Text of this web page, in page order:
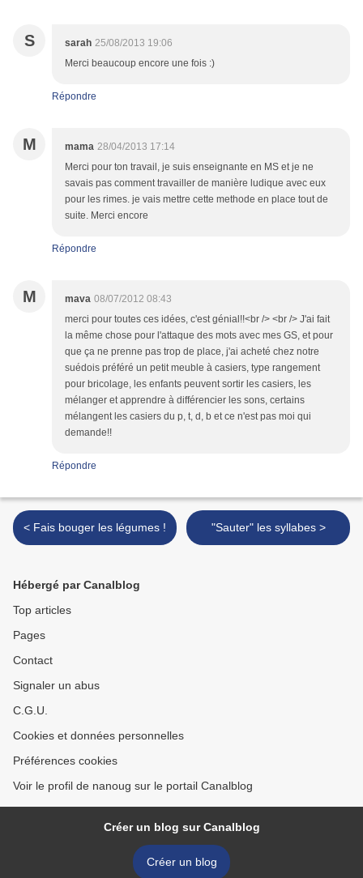
S sarah 25/08/2013 19:06
Merci beaucoup encore une fois :)
Répondre
M mama 28/04/2013 17:14
Merci pour ton travail, je suis enseignante en MS et je ne
savais pas comment travailler de manière ludique avec eux
pour les rimes. je vais mettre cette methode en place tout de
suite. Merci encore
Répondre
M mava 08/07/2012 08:43
merci pour toutes ces idées, c'est génial!!<br /> <br /> J'ai fait
la même chose pour l'attaque des mots avec mes GS, et pour
que ça ne prenne pas trop de place, j'ai acheté chez notre
suédois préféré un petit meuble à casiers, type rangement
pour bricolage, les enfants peuvent sortir les casiers, les
mélanger et apprendre à différencier les sons, certains
mélangent les casiers du p, t, d, b et ce n'est pas moi qui
demande!!
Répondre
< Fais bouger les légumes ! "Sauter" les syllabes >
Hébergé par Canalblog
Top articles
Pages
Contact
Signaler un abus
C.G.U.
Cookies et données personnelles
Préférences cookies
Voir le profil de nanoug sur le portail Canalblog
Créer un blog sur Canalblog
Créer un blog